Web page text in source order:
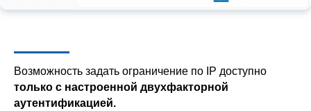
Возможность задать ограничение по IP доступно
только с настроенной двухфакторной
аутентификацией.